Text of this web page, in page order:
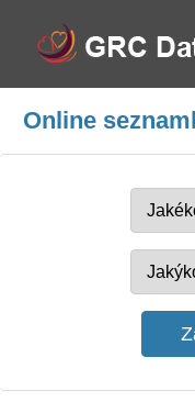
Online